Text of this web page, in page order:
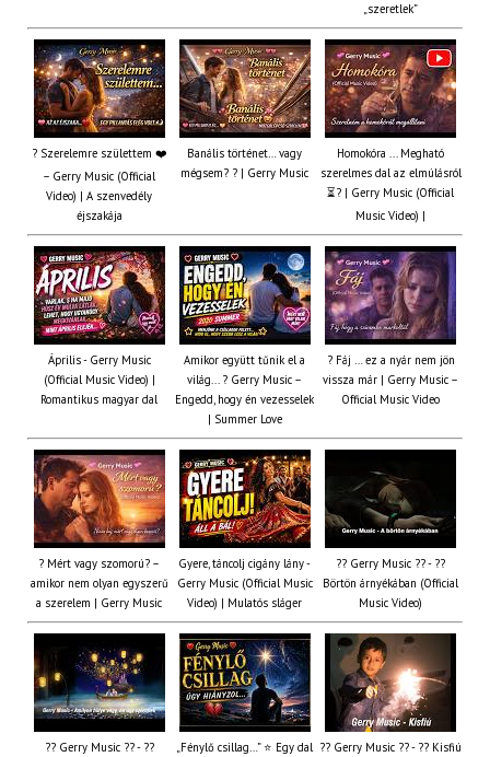
„szeretlek”
? Szerelemre születtem ❤️
– Gerry Music (Official
Video) | A szenvedély
éjszakája
Banális történet… vagy
mégsem? ? | Gerry Music
Homokóra ... Megható
szerelmes dal az elmúlásról
⏳? | Gerry Music (Official
Music Video) |
Április - Gerry Music
(Official Music Video) |
Romantikus magyar dal
Amikor együtt tűnik el a
világ... ? Gerry Music –
Engedd, hogy én vezesselek
| Summer Love
? Fáj … ez a nyár nem jön
vissza már | Gerry Music –
Official Music Video
? Mért vagy szomorú? –
amikor nem olyan egyszerű
a szerelem | Gerry Music
Gyere, táncolj cigány lány -
Gerry Music (Official Music
Video) | Mulatós sláger
?? Gerry Music ?? - ??
Börtön árnyékában (Official
Music Video)
?? Gerry Music ?? - ??
„Fénylő csillag…” ⭐ Egy dal ?? Gerry Music ?? - ?? Kisfiú